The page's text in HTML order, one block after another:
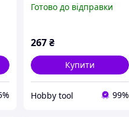
Готово до відправки
267₴
Купити
Hobby tool 99%